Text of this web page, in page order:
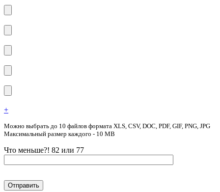
+
Можно выбрать до 10 файлов формата XLS, CSV, DOC, PDF, GIF, PNG, JPG
Максимальный размер каждого - 10 MB
Что меньше?! 82 или 77